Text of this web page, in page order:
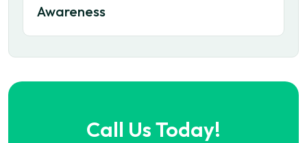
Awareness
Call Us Today!